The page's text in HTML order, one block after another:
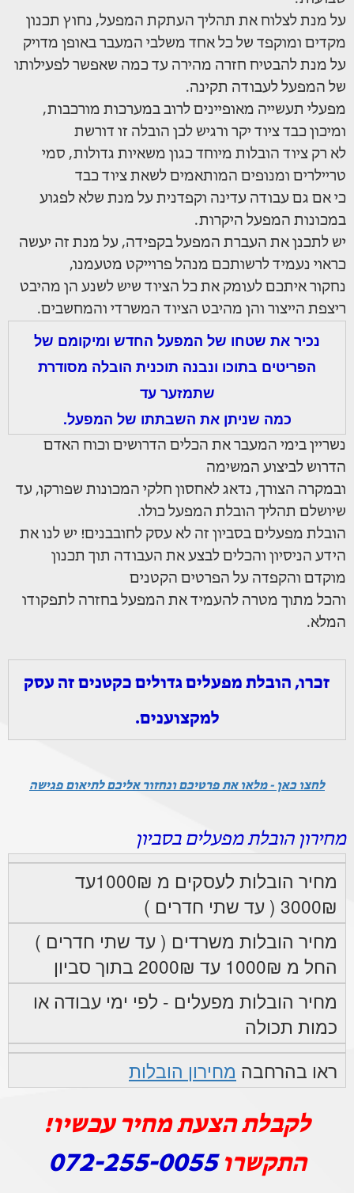
על מנת לצלוח את תהליך העתקת המפעל, נחוץ תכנון
מקדים ומוקפד של כל אחד משלבי המעבר באופן מדויק
על מנת להבטיח חזרה מהירה עד כמה שאפשר לפעילותו
של המפעל לעבודה תקינה.
מפעלי תעשייה מאופיינים לרוב במערכות מורכבות,
ומיכון כבד ציוד יקר ורגיש לכן הובלה זו דורשת
לא רק ציוד הובלות מיוחד כגון משאיות גדולות, סמי
טריילרים ומנופים המותאמים לשאת ציוד כבד
כי אם גם עבודה עדינה וקפדנית על מנת שלא לפגוע
במכונות המפעל היקרות.
יש לתכנן את העברת המפעל בקפידה, על מנת זה יעשה
כראוי נעמיד לרשותכם מנהל פרוייקט מטעמנו,
נחקור איתכם לעומק את כל הציוד שיש לשנע הן מהיבט
ריצפת הייצור והן מהיבט הציוד המשרדי והמחשבים.
נכיר את שטחו של המפעל החדש ומיקומם של
הפריטים בתוכו ונבנה תוכנית הובלה מסודרת
שתמזער עד
כמה שניתן את השבתתו של המפעל.
נשריין בימי המעבר את הכלים הדרושים וכוח האדם
הדרוש לביצוע המשימה
ובמקרה הצורך, נדאג לאחסון חלקי המכונות שפורקו, עד
שיושלם תהליך הובלת המפעל כולו.
הובלת מפעלים בסביון זה לא עסק לחובבנים! יש לנו את
הידע הניסיון והכלים לבצע את העבודה תוך תכנון
מוקדם והקפדה על הפרטים הקטנים
והכל מתוך מטרה להעמיד את המפעל בחזרה לתפקודו
המלא.
זכרו, הובלת מפעלים גדולים כקטנים זה עסק
למקצוענים.
לחצו כאן - מלאו את פרטיכם ונחזור אליכם לתיאום פגישה
מחירון הובלת מפעלים בסביון
מחיר הובלות לעסקים מ 1000₪עד
3000₪ ( עד שתי חדרים )
מחיר הובלות משרדים ( עד שתי חדרים )
החל מ 1000₪ עד 2000₪ בתוך סביון
מחיר הובלות מפעלים - לפי ימי עבודה או
כמות תכולה
ראו בהרחבה מחירון הובלות
לקבלת הצעת מחיר עכשיו!
התקשרו072-255-0055